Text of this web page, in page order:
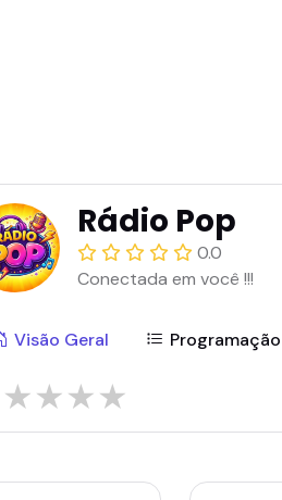
Rádio Pop
0.0
Conectada em você !!!
Visão Geral Programação
★★★★